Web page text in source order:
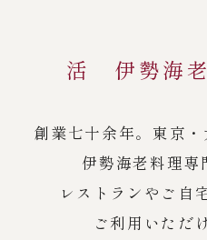
活 伊勢海
創業七十余年。東京
伊勢海老料理専
レストランやご自
ご利用いただ